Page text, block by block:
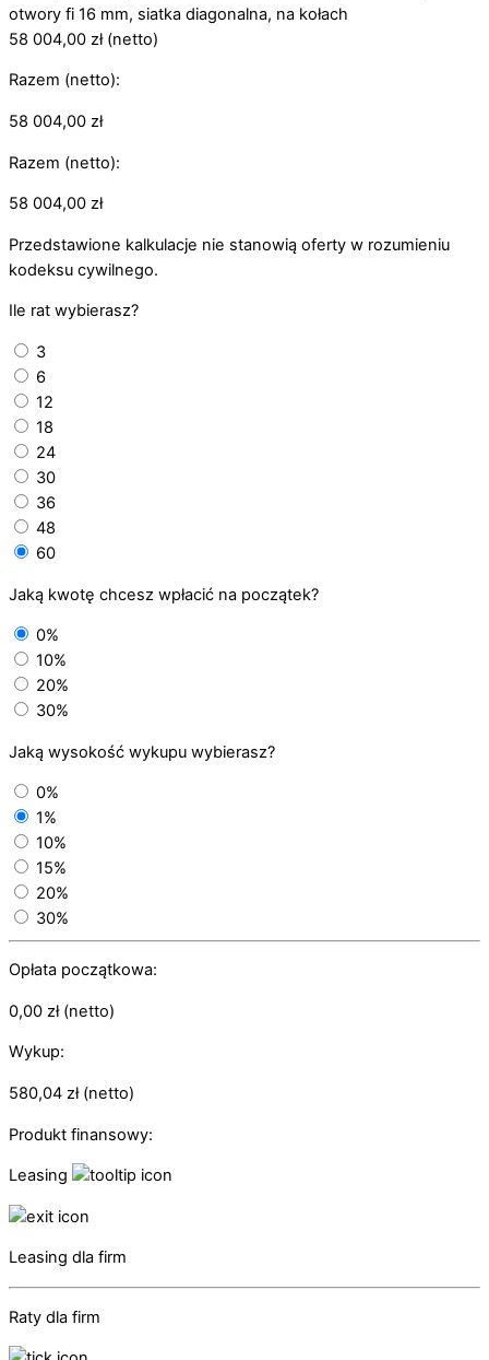
otwory fi 16 mm, siatka diagonalna, na kołach
58 004,00 zł(netto)
Razem (netto):
58 004,00 zł
Razem (netto):
58 004,00 zł
Przedstawione kalkulacje nie stanowią oferty w rozumieniu
kodeksu cywilnego.
Ile rat wybierasz?
3
6
12
18
24
30
36
48
60
Jaką kwotę chcesz wpłacić na początek?
0%
10%
20%
30%
Jaką wysokość wykupu wybierasz?
0%
1%
10%
15%
20%
30%
Opłata początkowa:
0,00 zł(netto)
Wykup:
580,04 zł(netto)
Produkt finansowy:
Leasing
Leasing dla firm
Raty dla firm